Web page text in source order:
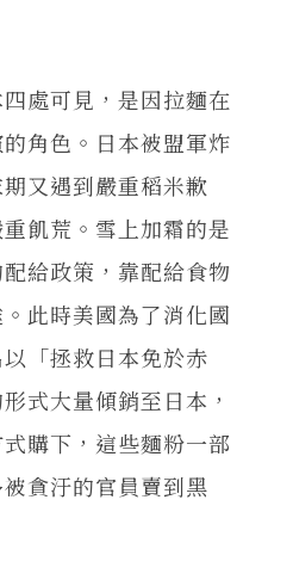
處可見，是因拉麵在
角色。日本被盟軍炸
又遇到嚴重稻米歉
飢荒。雪上加霜的是
給政策，靠配給食物
此時美國為了消化國
「拯救日本免於赤
式大量傾銷至日本，
購下，這些麵粉一部
貪汙的官員賣到黑